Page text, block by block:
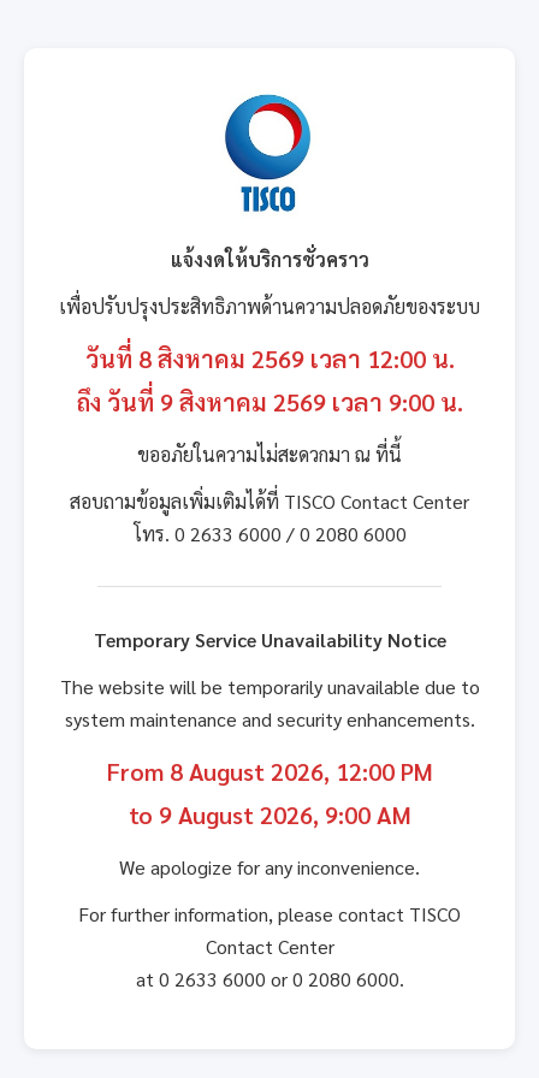
แจ้งงดให้บริการชั่วคราว
เพื่อปรับปรุงประสิทธิภาพด้านความปลอดภัยของระบบ
วันที่ 8 สิงหาคม 2569 เวลา 12:00 น.
ถึง วันที่ 9 สิงหาคม 2569 เวลา 9:00 น.
ขออภัยในความไม่สะดวกมา ณ ที่นี้
สอบถามข้อมูลเพิ่มเติมได้ที่ TISCO Contact Center
โทร. 0 2633 6000 / 0 2080 6000
Temporary Service Unavailability Notice
The website will be temporarily unavailable due to
system maintenance and security enhancements.
From 8 August 2026, 12:00 PM
to 9 August 2026, 9:00 AM
We apologize for any inconvenience.
For further information, please contact TISCO
Contact Center
at 0 2633 6000 or 0 2080 6000.